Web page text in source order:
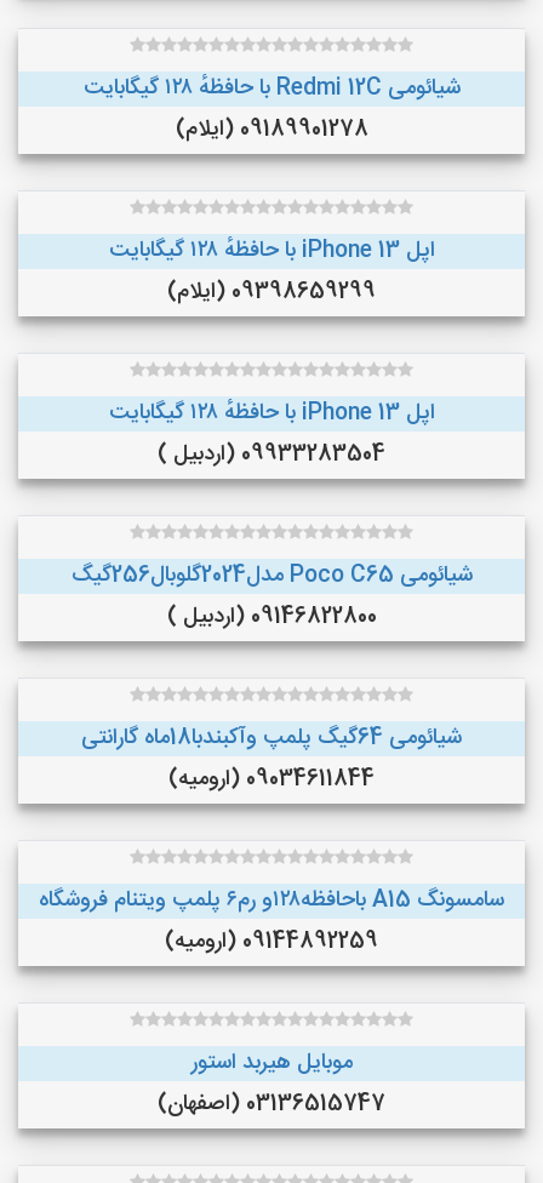
شیائومی Redmi 12C با حافظهٔ ۱۲۸ گیگابایت
09189901278 (ایلام)
اپل iPhone 13 با حافظهٔ ۱۲۸ گیگابایت
09398659299 (ایلام)
اپل iPhone 13 با حافظهٔ ۱۲۸ گیگابایت
09933283504 (اردبیل )
شیائومی Poco C65 مدل2024گلوبال256گیگ
09146822800 (اردبیل )
شیائومی 64گیگ پلمپ وآکبندبا18ماه گارانتی
09034611844 (ارومیه)
سامسونگ A15 باحافظه۱۲۸و رم۶ پلمپ ویتنام فروشگاه
09144892259 (ارومیه)
موبایل هیربد استور
03136515747 (اصفهان)